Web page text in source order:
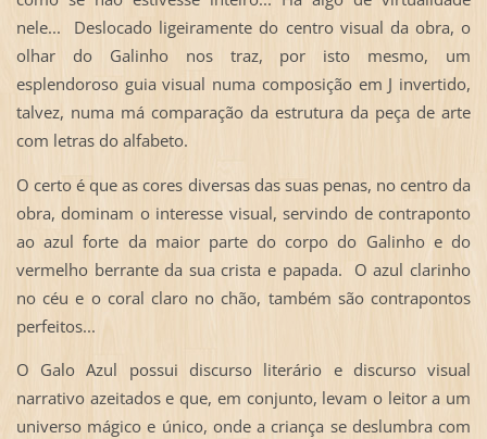
nele... Deslocado ligeiramente do centro visual da obra, o
olhar do Galinho nos traz, por isto mesmo, um
esplendoroso guia visual numa composição em J invertido,
talvez, numa má comparação da estrutura da peça de arte
com letras do alfabeto.
O certo é que as cores diversas das suas penas, no centro da
obra, dominam o interesse visual, servindo de contraponto
ao azul forte da maior parte do corpo do Galinho e do
vermelho berrante da sua crista e papada. O azul clarinho
no céu e o coral claro no chão, também são contrapontos
perfeitos...
O Galo Azul possui discurso literário e discurso visual
narrativo azeitados e que, em conjunto, levam o leitor a um
universo mágico e único, onde a criança se deslumbra com